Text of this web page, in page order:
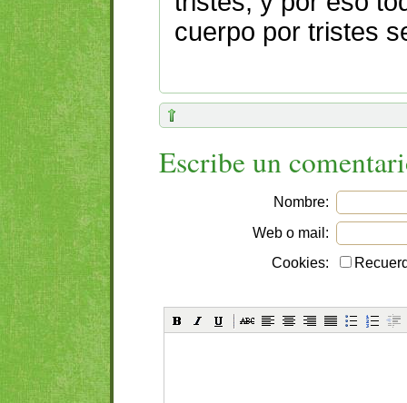
cuerpo por tristes
Escribe un
Nombre:
Web o mail:
Cookies: